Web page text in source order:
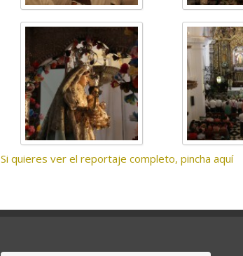
Si quieres ver el reportaje completo, pincha aquí